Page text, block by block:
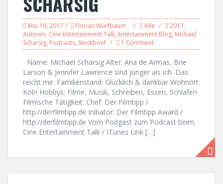
Mai 10, 2017 Florian Wurfbaum Alle 2017,
Autoren, Cine Entertainment Talk, Entertainment Blog, Michael
Scharsig, Podcasts, Steckbrief 1 Comment
Name: Michael Scharsig Alter: Ana de Armas, Brie
Larson & Jennifer Lawrence sind jünger als ich. Das
reicht mir. Familienstand: Glücklich & dankbar Wohnort:
Köln Hobbys: Filme, Musik, Schreiben, Essen, Schlafen
Filmische Tätigkeit: Chef: Der Filmtipp /
http://derfilmtipp.de Initiator: Der Filmtipp Award /
http://derfilmtipp.de Vom Podgast zum Podcast beim
Cine Entertainment Talk / ITunes Link […]